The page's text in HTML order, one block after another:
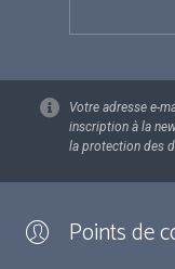
Votre adresse e-
inscription à la
la protection des
Points de